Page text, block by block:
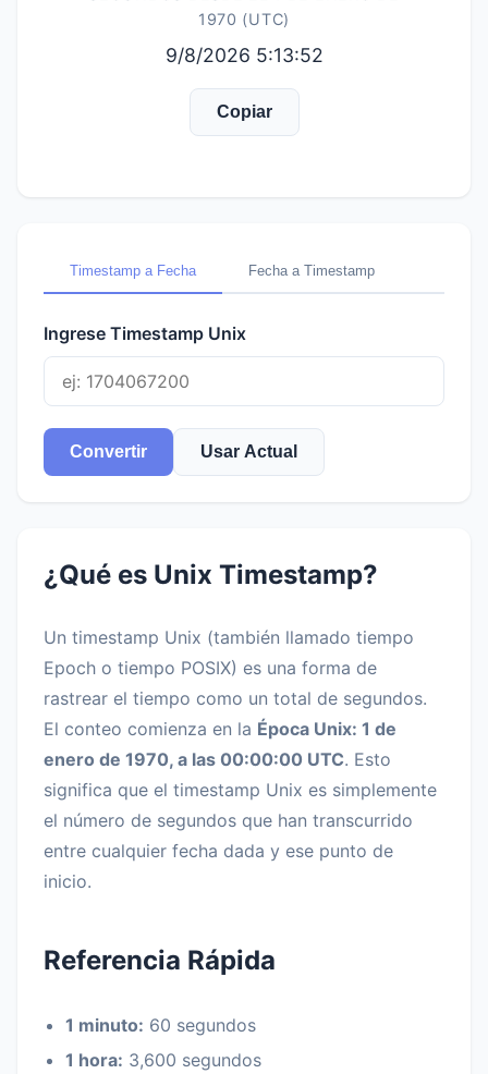
1970 (UTC)
9/8/2026 5:13:52
Copiar
Timestamp a Fecha Fecha a Timestamp
Ingrese Timestamp Unix
Convertir Usar Actual
¿Qué es Unix Timestamp?
Un timestamp Unix (también llamado tiempo
Epoch o tiempo POSIX) es una forma de
rastrear el tiempo como un total de segundos.
El conteo comienza en la Época Unix: 1 de
enero de 1970, a las 00:00:00 UTC. Esto
significa que el timestamp Unix es simplemente
el número de segundos que han transcurrido
entre cualquier fecha dada y ese punto de
inicio.
Referencia Rápida
1 minuto: 60 segundos
1 hora: 3,600 segundos